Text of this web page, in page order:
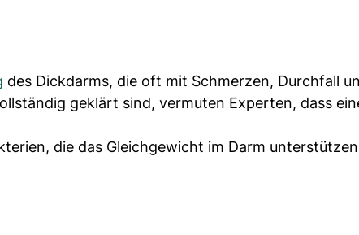
des Dickdarms, die oft mit Schmerzen, Durchfall
geklärt sind, vermuten Experten, dass
die das Gleichgewicht im Darm